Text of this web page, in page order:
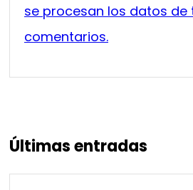
se procesan los datos de
comentarios.
Últimas entradas